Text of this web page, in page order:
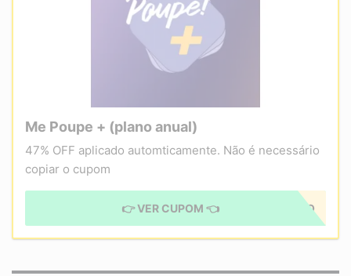
Me Poupe + (plano anual)
47% OFF aplicado automticamente. Não é necessário
copiar o cupom
CUPOM APLICADO
👉 VER CUPOM 👈